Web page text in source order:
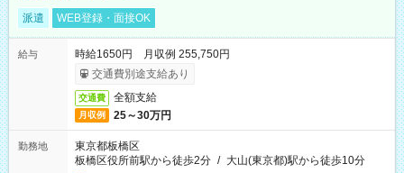
派遣 WEB登録・面接OK
給与
時給1650円 月収例 255,750円
交通費別途支給あり
交通費 全額支給
月収例 25～30万円
勤務地
東京都板橋区
板橋区役所前駅から徒歩2分 / 大山(東京都)駅から徒歩10分